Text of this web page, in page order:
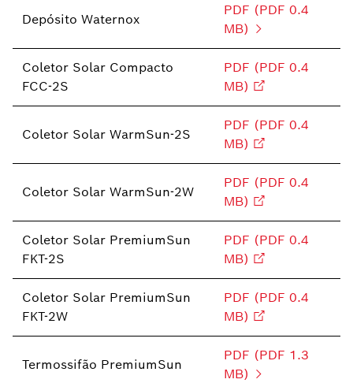
Depósito Waternox
PDF (PDF 0.4
MB)
Coletor Solar Compacto
FCC-2S
PDF (PDF 0.4
MB)
Coletor Solar WarmSun-2S
PDF (PDF 0.4
MB)
Coletor Solar WarmSun-2W
PDF (PDF 0.4
MB)
Coletor Solar PremiumSun
FKT-2S
PDF (PDF 0.4
MB)
Coletor Solar PremiumSun
FKT-2W
PDF (PDF 0.4
MB)
Termossifão PremiumSun
PDF (PDF 1.3
MB)